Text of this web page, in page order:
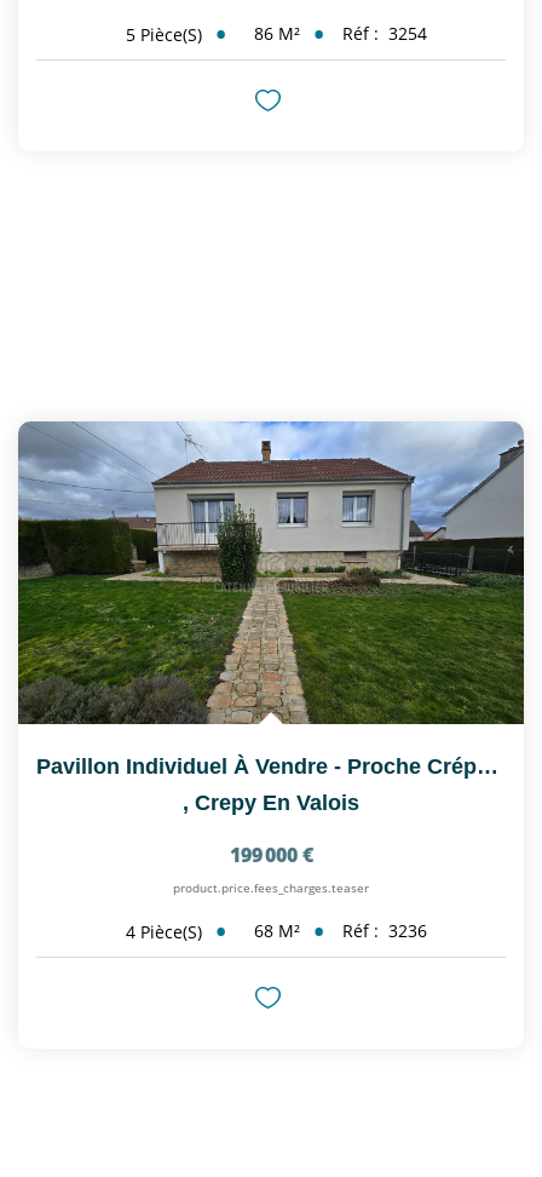
5 Pièce(s) 86 M² Réf : 3254
Pavillon Individuel À Vendre - Proche Crépy-En-Valois,...
, Crepy En Valois
199 000 €
product.price.fees_charges.teaser
4 Pièce(s) 68 M² Réf : 3236